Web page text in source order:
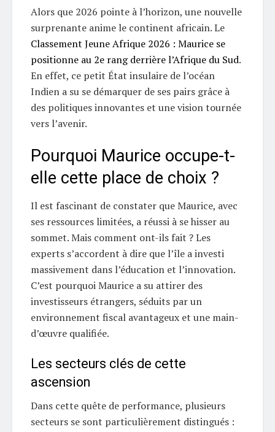
Alors que 2026 pointe à l’horizon, une nouvelle
surprenante anime le continent africain. Le
Classement Jeune Afrique 2026 : Maurice se
positionne au 2e rang derrière l’Afrique du Sud.
En effet, ce petit État insulaire de l’océan
Indien a su se démarquer de ses pairs grâce à
des politiques innovantes et une vision tournée
vers l’avenir.
Pourquoi Maurice occupe-t-
elle cette place de choix ?
Il est fascinant de constater que Maurice, avec
ses ressources limitées, a réussi à se hisser au
sommet. Mais comment ont-ils fait ? Les
experts s’accordent à dire que l’île a investi
massivement dans l’éducation et l’innovation.
C’est pourquoi Maurice a su attirer des
investisseurs étrangers, séduits par un
environnement fiscal avantageux et une main-
d’œuvre qualifiée.
Les secteurs clés de cette
ascension
Dans cette quête de performance, plusieurs
secteurs se sont particulièrement distingués :